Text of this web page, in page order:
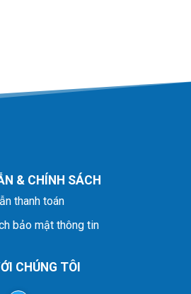
& CHÍNH SÁCH
thanh toán
bảo mật thông tin
CHÚNG TÔI